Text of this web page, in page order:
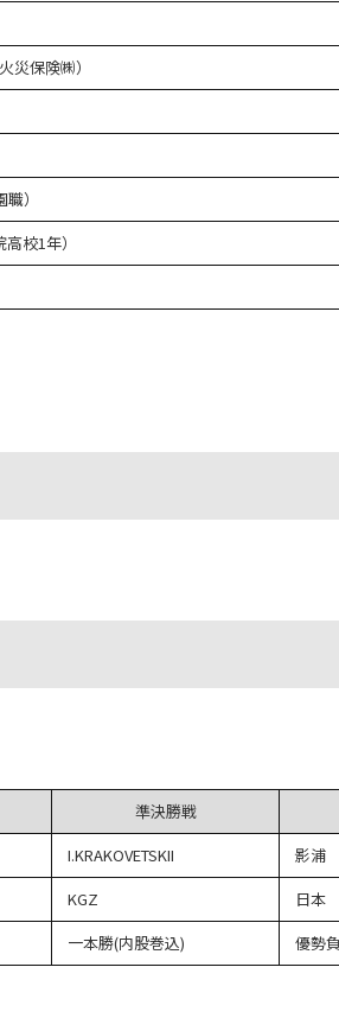
保険㈱）
）
校1年）
準決勝戦
I.KRAKOVETSKII
影
KGZ
日本
一本勝(内股巻込) 優勢